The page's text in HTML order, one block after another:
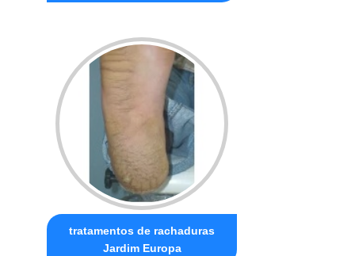
tratamentos de rachaduras
Jardim Europa